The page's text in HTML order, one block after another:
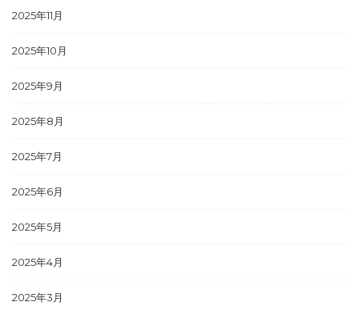
2025年11月
2025年10月
2025年9月
2025年8月
2025年7月
2025年6月
2025年5月
2025年4月
2025年3月